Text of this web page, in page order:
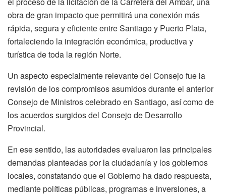
obra de gran impacto que permitirá una conexión más
rápida, segura y eficiente entre Santiago y Puerto Plata,
fortaleciendo la integración económica, productiva y
turística de toda la región Norte.
Un aspecto especialmente relevante del Consejo fue la
revisión de los compromisos asumidos durante el anterior
Consejo de Ministros celebrado en Santiago, así como de
los acuerdos surgidos del Consejo de Desarrollo
Provincial.
En ese sentido, las autoridades evaluaron las principales
demandas planteadas por la ciudadanía y los gobiernos
locales, constatando que el Gobierno ha dado respuesta,
mediante políticas públicas, programas e inversiones, a